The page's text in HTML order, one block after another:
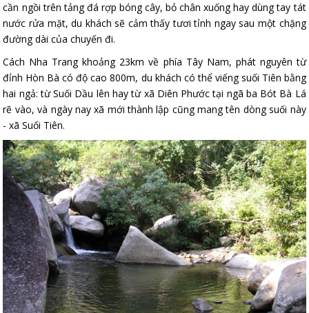
cần ngồi trên tảng đá rợp bóng cây, bỏ chân xuống hay dùng tay tát
nước rửa mặt, du khách sẽ cảm thấy tươi tỉnh ngay sau một chặng
đường dài của chuyến đi.
Cách Nha Trang khoảng 23km về phía Tây Nam, phát nguyên từ
đỉnh Hòn Bà có độ cao 800m, du khách có thể viếng suối Tiên bằng
hai ngả: từ Suối Dầu lên hay từ xã Diên Phước tại ngã ba Bót Bà Lá
rẽ vào, và ngày nay xã mới thành lập cũng mang tên dòng suối này
- xã Suối Tiên.